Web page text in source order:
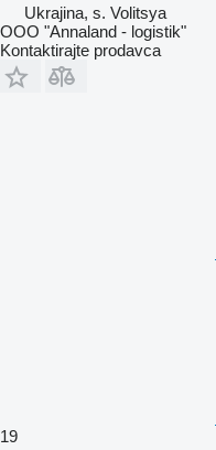
Ukrajina, s. Volitsya
OOO "Annaland - logistik"
Kontaktirajte prodavca
19